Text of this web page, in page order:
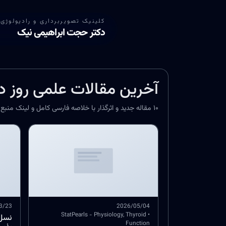
کلینیک تصویربرداری و
دکتر حجت ابراهیمی نیک
آخرین مقالات علمی روز
۱۰ مقاله جدید و اثرگذار با خلاصه فارسی کامل و لینک منبع اصلی
2026/05/04
• StatPearls - Physiology, Thyroid
Function
23